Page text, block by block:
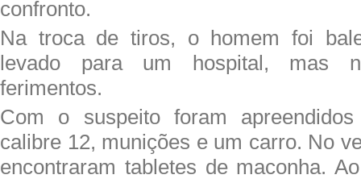
confronto.
Na troca de tiros, o homem foi
levado para um hospital, mas
ferimentos.
Com o suspeito foram
calibre 12, munições e um carro. No
encontraram tabletes de maconha.